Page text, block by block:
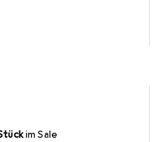
im Saleim Sale